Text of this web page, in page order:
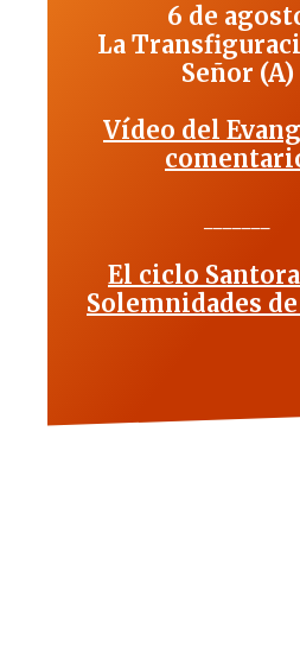
6 de
La
Señor (A)
Vídeo del
El ciclo
Solemnidades